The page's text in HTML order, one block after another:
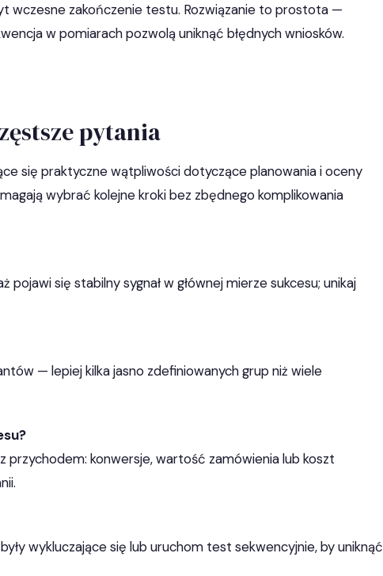
wczesne zakończenie testu. Rozwiązanie to prostota —
w pomiarach pozwolą uniknąć błędnych wniosków.
pytania
się praktyczne wątpliwości dotyczące planowania i oceny
wybrać kolejne kroki bez zbędnego komplikowania
pojawi się stabilny sygnał w głównej mierze sukcesu; unikaj
— lepiej kilka jasno zdefiniowanych grup niż wiele
przychodem: konwersje, wartość zamówienia lub koszt
wykluczające się lub uruchom test sekwencyjnie, by uniknąć